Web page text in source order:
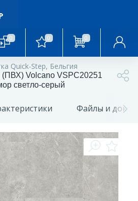
0 0 0
Quick-Step, Бельгия
(ПВХ) Volcano VSPC20251
светло-серый
Файлы и